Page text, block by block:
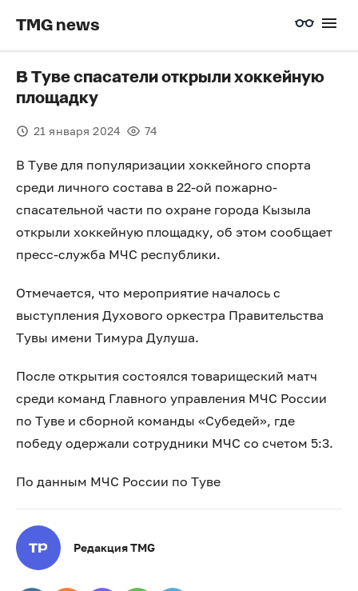
TMG news
В Туве спасатели открыли хоккейную
площадку
21 января 2024 74
В Туве для популяризации хоккейного спорта
среди личного состава в 22-ой пожарно-
спасательной части по охране города Кызыла
открыли хоккейную площадку, об этом сообщает
пресс-служба МЧС республики.
Отмечается, что мероприятие началось с
выступления Духового оркестра Правительства
Тувы имени Тимура Дулуша.
После открытия состоялся товарищеский матч
среди команд Главного управления МЧС России
по Туве и сборной команды «Субедей», где
победу одержали сотрудники МЧС со счетом 5:3.
По данным МЧС России по Туве
Редакция TMG